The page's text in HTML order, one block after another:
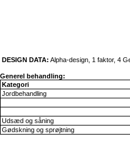
DESIGN DATA: Alpha-design, 1 faktor, 4
Generel behandling:
Kategori
Jordbehandling
Udsæd og såning
Gødskning og sprøjtning